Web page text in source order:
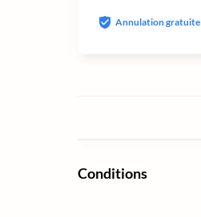
Annulation gratuite
Conditions